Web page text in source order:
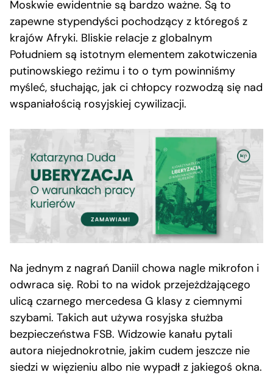
Moskwie ewidentnie są bardzo ważne. Są to
zapewne stypendyści pochodzący z któregoś z
krajów Afryki. Bliskie relacje z globalnym
Południem są istotnym elementem zakotwiczenia
putinowskiego reżimu i to o tym powinniśmy
myśleć, słuchając, jak ci chłopcy rozwodzą się nad
wspaniałością rosyjskiej cywilizacji.
Na jednym z nagrań Daniil chowa nagle mikrofon i
odwraca się. Robi to na widok przejeżdżającego
ulicą czarnego mercedesa G klasy z ciemnymi
szybami. Takich aut używa rosyjska służba
bezpieczeństwa FSB. Widzowie kanału pytali
autora niejednokrotnie, jakim cudem jeszcze nie
siedzi w więzieniu albo nie wypadł z jakiegoś okna.